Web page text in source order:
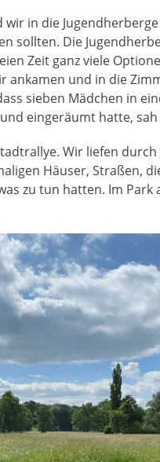
in die
sollten. Die
Zeit ganz viele
ankamen und in die
sieben Mädchen in
eingeräumt hatte,
Wir liefen
Häuser, Straßen,
zu tun hatten. Im